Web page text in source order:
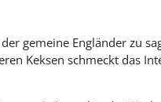
gemeine Engländer zu
Keksen schmeckt das